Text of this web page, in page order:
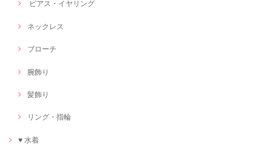
ピアス・イヤリング
ネックレス
ブローチ
腕飾り
髪飾り
リング・指輪
♥ 水着